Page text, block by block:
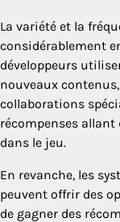
La variété et la
considérablement
développeurs
nouveaux
collaborations
récompenses
dans le jeu.
En revanche, les
peuvent offrir des
de gagner des